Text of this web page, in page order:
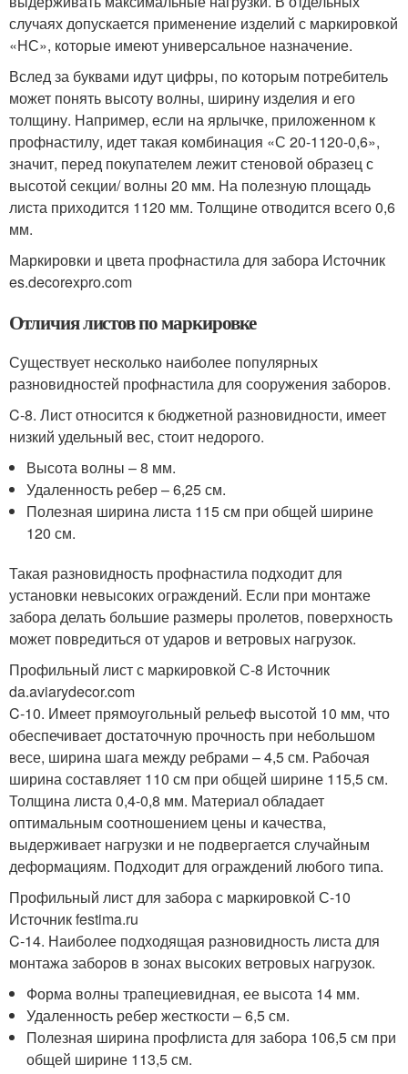
случаях допускается применение изделий с маркировкой
«НС», которые имеют универсальное назначение.
Вслед за буквами идут цифры, по которым потребитель
может понять высоту волны, ширину изделия и его
толщину. Например, если на ярлычке, приложенном к
профнастилу, идет такая комбинация «С 20-1120-0,6»,
значит, перед покупателем лежит стеновой образец с
высотой секции/ волны 20 мм. На полезную площадь
листа приходится 1120 мм. Толщине отводится всего 0,6
мм.
Маркировки и цвета профнастила для забора Источник
es.decorexpro.com
Отличия листов по маркировке
Существует несколько наиболее популярных
разновидностей профнастила для сооружения заборов.
C-8. Лист относится к бюджетной разновидности, имеет
низкий удельный вес, стоит недорого.
Высота волны – 8 мм.
Удаленность ребер – 6,25 см.
Полезная ширина листа 115 см при общей ширине
120 см.
Такая разновидность профнастила подходит для
установки невысоких ограждений. Если при монтаже
забора делать большие размеры пролетов, поверхность
может повредиться от ударов и ветровых нагрузок.
Профильный лист с маркировкой С-8 Источник
da.aviarydecor.com
C-10. Имеет прямоугольный рельеф высотой 10 мм, что
обеспечивает достаточную прочность при небольшом
весе, ширина шага между ребрами – 4,5 см. Рабочая
ширина составляет 110 см при общей ширине 115,5 см.
Толщина листа 0,4-0,8 мм. Материал обладает
оптимальным соотношением цены и качества,
выдерживает нагрузки и не подвергается случайным
деформациям. Подходит для ограждений любого типа.
Профильный лист для забора с маркировкой С-10
Источник festima.ru
C-14. Наиболее подходящая разновидность листа для
монтажа заборов в зонах высоких ветровых нагрузок.
Форма волны трапециевидная, ее высота 14 мм.
Удаленность ребер жесткости – 6,5 см.
Полезная ширина профлиста для забора 106,5 см при
общей ширине 113,5 см.